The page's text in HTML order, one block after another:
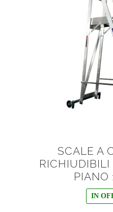
SCALE A
PIANO
IN